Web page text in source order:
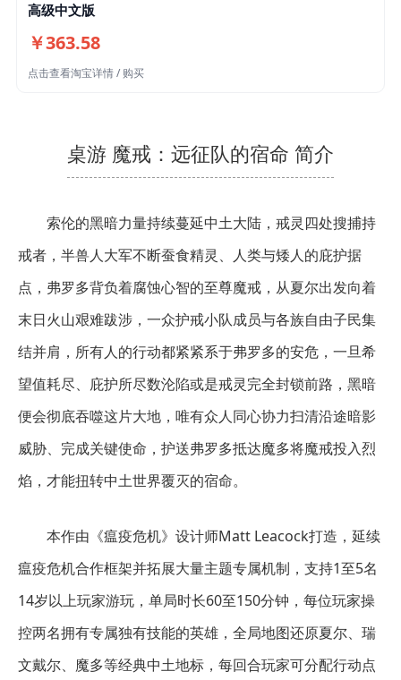
高级中文版
￥363.58
点击查看淘宝详情 / 购买
桌游 魔戒：远征队的宿命 简介
索伦的黑暗力量持续蔓延中土大陆，戒灵四处搜捕持
戒者，半兽人大军不断蚕食精灵、人类与矮人的庇护据
点，弗罗多背负着腐蚀心智的至尊魔戒，从夏尔出发向着
末日火山艰难跋涉，一众护戒小队成员与各族自由子民集
结并肩，所有人的行动都紧紧系于弗罗多的安危，一旦希
望值耗尽、庇护所尽数沦陷或是戒灵完全封锁前路，黑暗
便会彻底吞噬这片大地，唯有众人同心协力扫清沿途暗影
威胁、完成关键使命，护送弗罗多抵达魔多将魔戒投入烈
焰，才能扭转中土世界覆灭的宿命。
本作由《瘟疫危机》设计师Matt Leacock打造，延续
瘟疫危机合作框架并拓展大量主题专属机制，支持1至5名
14岁以上玩家游玩，单局时长60至150分钟，每位玩家操
控两名拥有专属独有技能的英雄，全局地图还原夏尔、瑞
文戴尔、魔多等经典中土地标，每回合玩家可分配行动点